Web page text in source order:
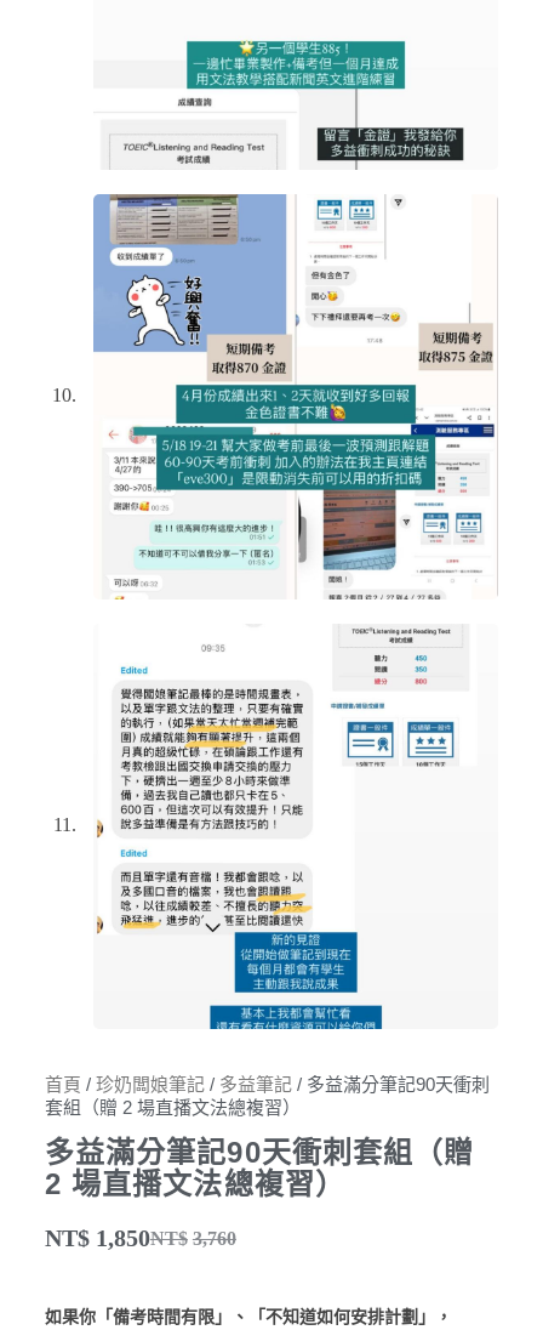
首頁 / 珍奶闆娘筆記/ 多益筆記/ 多益滿分筆記90天衝刺
套組（贈 2 場直播文法總複習）
多益滿分筆記90天衝刺套組（贈
2 場直播文法總複習）
NT$ 3,760
NT$ 1,850
如果你「備考時間有限」、「不知道如何安排計劃」，